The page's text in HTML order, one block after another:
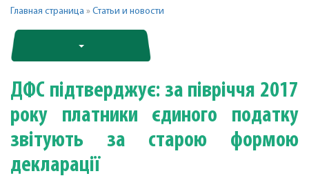
Главная страница » Статьи и новости
ДФС підтверджує: за півріччя 2017
року платники єдиного податку
звітують за старою формою
декларації